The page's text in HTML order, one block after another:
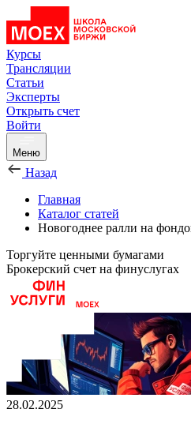
Курсы
Трансляции
Статьи
Эксперты
Открыть счет
Войти
Меню
Назад
Главная
Каталог статей
Новогоднее ралли на
Торгуйте ценными бумагами
Брокерский счет на финуслугах
28.02.2025